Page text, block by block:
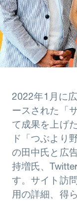
2022年1月に
ースされた「
て成果を上げ
ド「つぶより
の田中氏と広
持増氏、
す。サイト訪
用の詳細、得